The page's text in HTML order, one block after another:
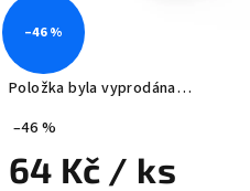
Položka byla vyprodána…
–46 %
64 Kč / ks
–46 %